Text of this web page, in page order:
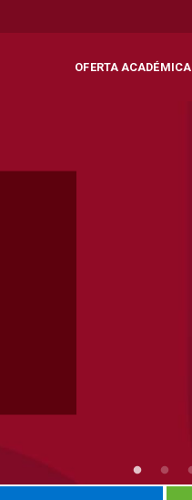
OFERTA ACADÉMICA